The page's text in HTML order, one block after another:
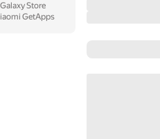
Store
GetApps